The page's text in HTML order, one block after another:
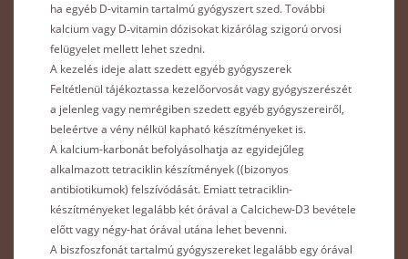
ha egyéb D-vitamin tartalmú gyógyszert szed. További
kalcium vagy D‑vitamin dózisokat kizárólag szigorú orvosi
felügyelet mellett lehet szedni.
A kezelés ideje alatt szedett egyéb gyógyszerek
Feltétlenül tájékoztassa kezelőorvosát vagy gyógyszerészét
a jelenleg vagy nemrégiben szedett egyéb gyógyszereiről,
beleértve a vény nélkül kapható készítményeket is.
A kalcium-karbonát befolyásolhatja az egyidejűleg
alkalmazott tetraciklin készítmények ((bizonyos
antibiotikumok) felszívódását. Emiatt tetraciklin-
készítményeket legalább két órával a Calcichew-D3 bevétele
előtt vagy négy-hat órával utána lehet bevenni.
A biszfoszfonát tartalmú gyógyszereket legalább egy órával